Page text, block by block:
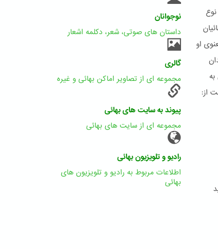
او
از:
نوجوانان
داستان های صوتی، شعر، دکلمه اشعار
گالری
مجموعه ای از تصاویر اماکن بهائی و غیره
پیوند به سایت های بهائی
مجموعه ای از سایت های بهائی
رادیو و تلویزیون بهائی
اطلاعات مربوط به رادیو و تلویزیون های
بهائی